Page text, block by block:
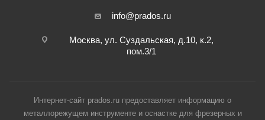
info@prados.ru
Москва, ул. Суздальская, д.10, к.2,
пом.3/1
Интернет-сайт prados.ru предоставляет информацию о
металлорежущем инструменте и оснастке для фрезерных и